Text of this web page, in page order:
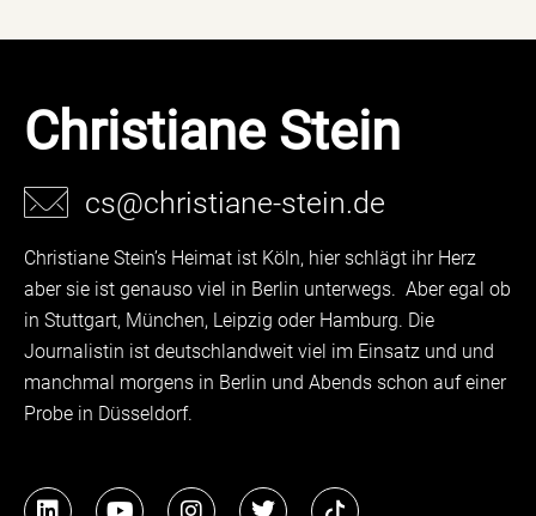
Christiane Stein
cs@christiane-stein.de
Christiane Stein’s Heimat ist Köln, hier schlägt ihr Herz
aber sie ist genauso viel in Berlin unterwegs. Aber egal ob
in Stuttgart, München, Leipzig oder Hamburg. Die
Journalistin ist deutschlandweit viel im Einsatz und und
manchmal morgens in Berlin und Abends schon auf einer
Probe in Düsseldorf.
L
Y
I
T